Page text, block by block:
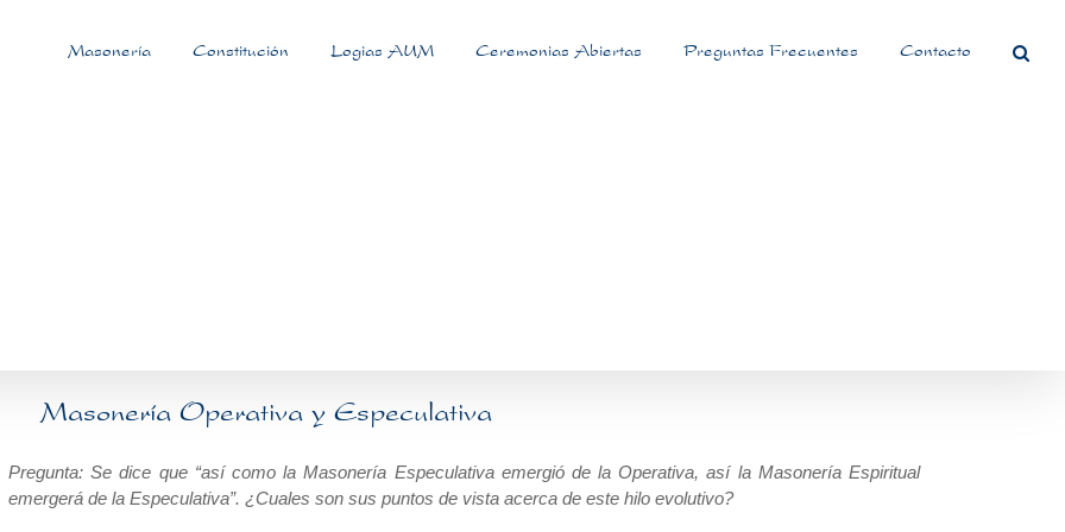
Masonería Constitución Logias AUM Ceremonias Abiertas Preguntas Frecuentes Contacto
Masonería Operativa y Especulativa
Pregunta: Se dice que “así como la Masonería Especulativa emergió de la Operativa, así la Masonería Espiritual
emergerá de la Especulativa”. ¿Cuales son sus puntos de vista acerca de este hilo evolutivo?